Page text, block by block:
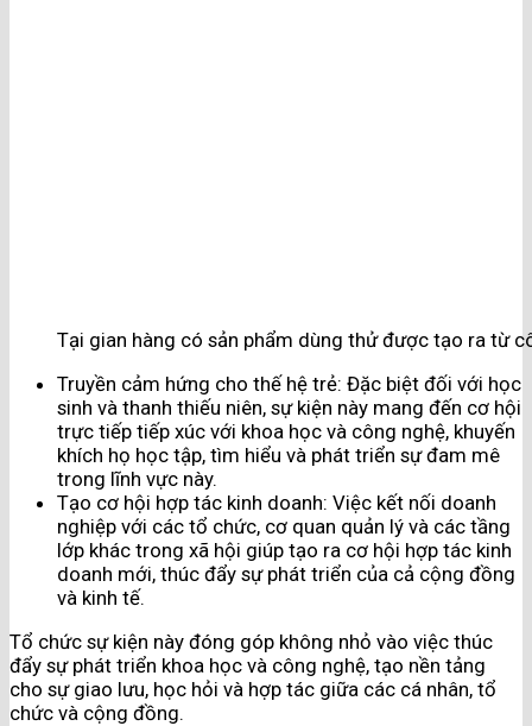
Tại gian hàng có sản phẩm dùng thử được tạo ra từ
Truyền cảm hứng cho thế hệ trẻ: Đặc biệt đối với học
sinh và thanh thiếu niên, sự kiện này mang đến cơ hội
trực tiếp tiếp xúc với khoa học và công nghệ, khuyến
khích họ học tập, tìm hiểu và phát triển sự đam mê
trong lĩnh vực này.
Tạo cơ hội hợp tác kinh doanh: Việc kết nối doanh
nghiệp với các tổ chức, cơ quan quản lý và các tầng
lớp khác trong xã hội giúp tạo ra cơ hội hợp tác kinh
doanh mới, thúc đẩy sự phát triển của cả cộng đồng
và kinh tế.
Tổ chức sự kiện này đóng góp không nhỏ vào việc thúc
đẩy sự phát triển khoa học và công nghệ, tạo nền tảng
cho sự giao lưu, học hỏi và hợp tác giữa các cá nhân, tổ
chức và cộng đồng.